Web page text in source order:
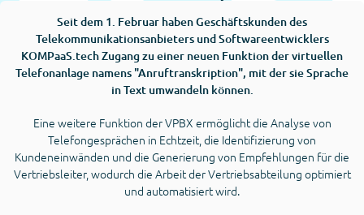
Seit dem 1. Februar haben Geschäftskunden des
Telekommunikationsanbieters und Softwareentwicklers
KOMPaaS.tech Zugang zu einer neuen Funktion der virtuellen
Telefonanlage namens "Anruftranskription", mit der sie Sprache
in Text umwandeln können.
Eine weitere Funktion der VPBX ermöglicht die Analyse von
Telefongesprächen in Echtzeit, die Identifizierung von
Kundeneinwänden und die Generierung von Empfehlungen für die
Vertriebsleiter, wodurch die Arbeit der Vertriebsabteilung optimiert
und automatisiert wird.